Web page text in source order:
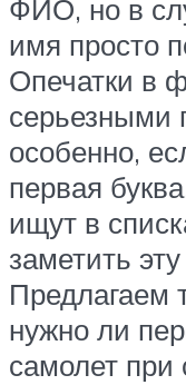
ФИО, но в
имя просто
Опечатки в
серьезными
особенно,
первая
ищут в
заметить
Предлагаем
нужно ли
самолет при